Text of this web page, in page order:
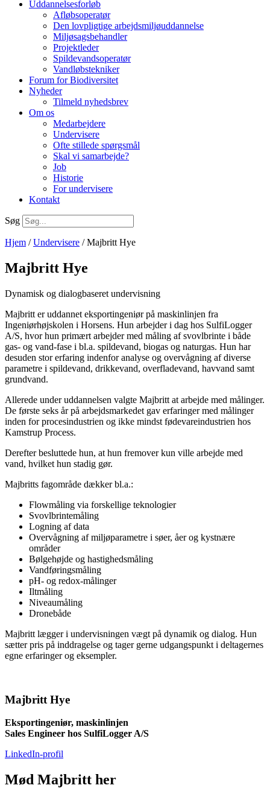
Uddannelsesforløb
Afløbsoperatør
Den lovpligtige arbejdsmiljøuddannelse
Miljøsagsbehandler
Projektleder
Spilde­vands­operatør
Vandløbstekniker
Forum for Biodiversitet
Nyheder
Tilmeld nyhedsbrev
Om os
Medarbejdere
Undervisere
Ofte stillede spørgsmål
Skal vi samarbejde?
Job
Historie
For undervisere
Kontakt
Søg
Hjem /Undervisere / Majbritt Hye
Majbritt Hye
Dynamisk og dialogbaseret undervisning
Majbritt er uddannet eksportingeniør på maskinlinjen fra
Ingeniørhøjskolen i Horsens. Hun arbejder i dag hos SulfiLogger
A/S, hvor hun primært arbejder med måling af svovlbrinte i både
gas- og vand-fase i bl.a. spildevand, biogas og naturgas. Hun har
desuden stor erfaring indenfor analyse og overvågning af diverse
parametre i spildevand, drikkevand, overfladevand, havvand samt
grundvand.
Allerede under uddannelsen valgte Majbritt at arbejde med målinger.
De første seks år på arbejdsmarkedet gav erfaringer med målinger
inden for procesindustrien og ikke mindst fødevareindustrien hos
Kamstrup Process.
Derefter besluttede hun, at hun fremover kun ville arbejde med
vand, hvilket hun stadig gør.
Majbritts fagområde dækker bl.a.:
Flowmåling via forskellige teknologier
Svovlbrintemåling
Logning af data
Overvågning af miljøparametre i søer, åer og kystnære
områder
Bølgehøjde og hastighedsmåling
Vandføringsmåling
pH- og redox-målinger
Iltmåling
Niveaumåling
Dronebåde
Majbritt lægger i undervisningen vægt på dynamik og dialog. Hun
sætter pris på inddragelse og tager gerne udgangspunkt i deltagernes
egne erfaringer og eksempler.
Majbritt Hye
Eksportingeniør, maskinlinjen
Sales Engineer hos SulfiLogger A/S
LinkedIn-profil
Mød Majbritt her